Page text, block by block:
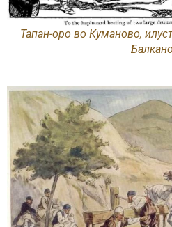
Тапан-оро во Куманово,